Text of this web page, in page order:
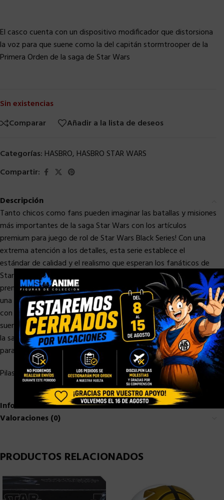
El casco cuenta con un dispositivo modificador que distorsiona
la voz para que suene como la del capitán stormtrooper de la
Primera Orden de la saga de Star Wars
Sin existencias
Comparar
Añadir a la lista de deseos
Categorías: HASBRO, HASBRO STAR WARS
Compartir:
Descripción
Tanto chicos como fans pueden imaginar las batallas y misiones
más importantes de la saga Star Wars con los artículos
premium para juego de rol de Star Wars Black Series! Con una
extrema atención a los detalles, esta serie establece el
estándar de calidad y el realismo que esperan los fanáticos de
Star Wars. Este artículo para juego de rol con decorado
premium, detalles realistas y diseño inspirado en las películas es
una gran adición a toda colección Star Wars. El casco cuenta
con un dispositivo modificador que distorsiona la voz para que
suene como la del capitán stormtrooper de la Primera Orden de
la saga de Star Wars. ¡Los fans pueden imaginar que se equipan
para la batalla como uno de estos stormtroopers!
Pilas necesarias (3x AA, no incluida).
Información adicional
Valoraciones (0)
PRODUCTOS RELACIONADOS
×